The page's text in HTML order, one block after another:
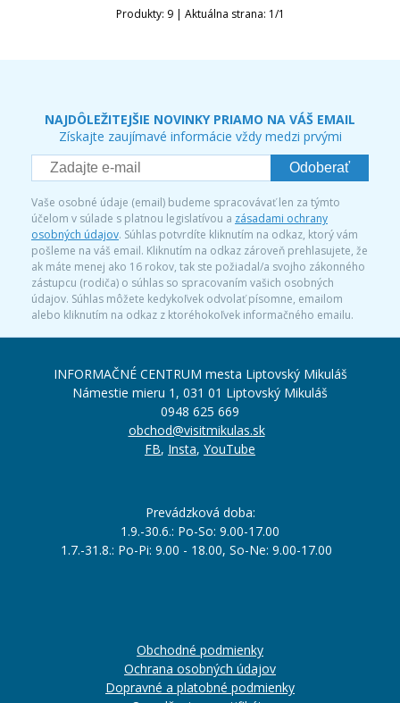
Produkty: 9| Aktuálna strana: 1/1
NAJDÔLEŽITEJŠIE NOVINKY PRIAMO NA VÁŠ EMAIL
Získajte zaujímavé informácie vždy medzi prvými
Odoberať
Vaše osobné údaje (email) budeme spracovávať len za týmto
účelom v súlade s platnou legislatívou a zásadami ochrany
osobných údajov. Súhlas potvrdíte kliknutím na odkaz, ktorý vám
pošleme na váš email. Kliknutím na odkaz zároveň prehlasujete, že
ak máte menej ako 16 rokov, tak ste požiadal/a svojho zákonného
zástupcu (rodiča) o súhlas so spracovaním vašich osobných
údajov. Súhlas môžete kedykoľvek odvolať písomne, emailom
alebo kliknutím na odkaz z ktoréhokoľvek informačného emailu.
INFORMAČNÉ CENTRUM mesta Liptovský Mikuláš
Námestie mieru 1, 031 01 Liptovský Mikuláš
0948 625 669
obchod@visitmikulas.sk
FB, Insta, YouTube
Prevádzková doba:
1.9.-30.6.: Po-So: 9.00-17.00
1.7.-31.8.: Po-Pi: 9.00 - 18.00, So-Ne: 9.00-17.00
Obchodné podmienky
Ochrana osobných údajov
Dopravné a platobné podmienky